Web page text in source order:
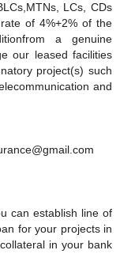
LCs, CDs
of 4%+2% of the
a genuine
our leased facilities
project(s) such
and
can establish line of
for your projects in
in your bank